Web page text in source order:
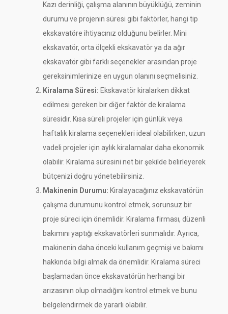
Kazı derinliği, çalışma alanının büyüklüğü, zeminin
durumu ve projenin süresi gibi faktörler, hangi tip
ekskavatöre ihtiyacınız olduğunu belirler. Mini
ekskavatör, orta ölçekli ekskavatör ya da ağır
ekskavatör gibi farklı seçenekler arasından proje
gereksinimlerinize en uygun olanını seçmelisiniz.
Kiralama Süresi: Ekskavatör kiralarken dikkat
edilmesi gereken bir diğer faktör de kiralama
süresidir. Kısa süreli projeler için günlük veya
haftalık kiralama seçenekleri ideal olabilirken, uzun
vadeli projeler için aylık kiralamalar daha ekonomik
olabilir. Kiralama süresini net bir şekilde belirleyerek
bütçenizi doğru yönetebilirsiniz.
Makinenin Durumu: Kiralayacağınız ekskavatörün
çalışma durumunu kontrol etmek, sorunsuz bir
proje süreci için önemlidir. Kiralama firması, düzenli
bakımını yaptığı ekskavatörleri sunmalıdır. Ayrıca,
makinenin daha önceki kullanım geçmişi ve bakımı
hakkında bilgi almak da önemlidir. Kiralama süreci
başlamadan önce ekskavatörün herhangi bir
arızasının olup olmadığını kontrol etmek ve bunu
belgelendirmek de yararlı olabilir.